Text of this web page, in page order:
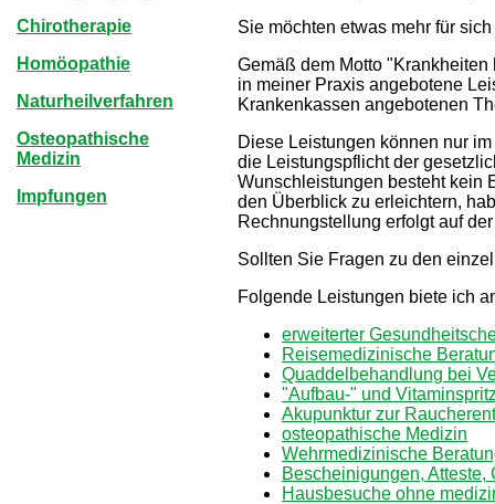
Chirotherapie
Homöopathie
Naturheilverfahren
Osteopathische
Medizin
Impfungen
Sie möchten etwas mehr für sich
Gemäß dem Motto
in meiner Praxis angebotene
Krankenkassen angebotenen
Diese Leistungen können nur
die Leistungspflicht der
Wunschleistungen besteht kein
den Überblick zu erleichtern,
Rechnungstellung erfolgt auf
Sollten Sie Fragen zu den
Folgende Leistungen biete ich
erweiterter
Reisemedizinische
Quaddelbehandlung bei
"Aufbau-" und
Akupunktur zur
osteopathische Medizin
Wehrmedizinische
Bescheinigungen, Atteste,
Hausbesuche ohne